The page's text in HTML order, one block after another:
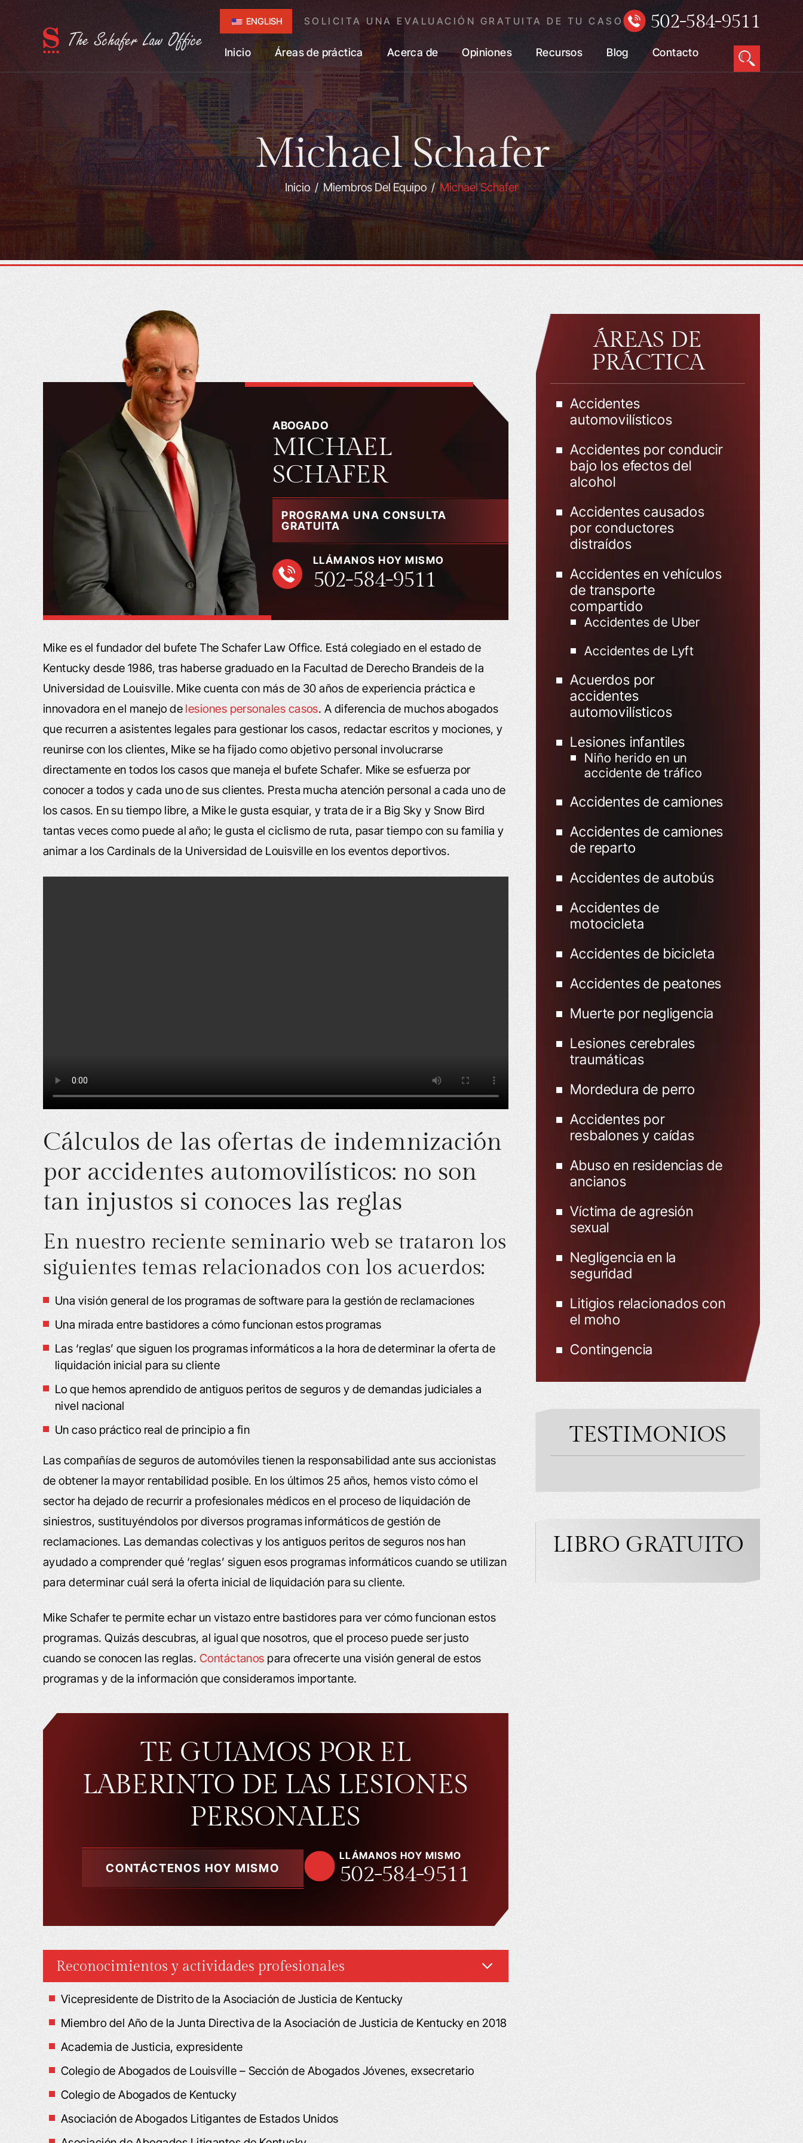
ENGLISH SOLICITA UNA EVALUACIÓN GRATUITA DE TU CASO 502-584-9511
Inicio Áreas de práctica Acerca de Opiniones Recursos Blog Contacto
Michael Schafer
Inicio/Miembros Del Equipo/Michael Schafer
ABOGADO
MICHAEL
SCHAFER
PROGRAMA UNA CONSULTA
GRATUITA
LLÁMANOS HOY MISMO
502-584-9511
Mike es el fundador del bufete The Schafer Law Office. Está colegiado en el estado de
Kentucky desde 1986, tras haberse graduado en la Facultad de Derecho Brandeis de la
Universidad de Louisville. Mike cuenta con más de 30 años de experiencia práctica e
innovadora en el manejo de lesiones personales casos. A diferencia de muchos abogados
que recurren a asistentes legales para gestionar los casos, redactar escritos y mociones, y
reunirse con los clientes, Mike se ha fijado como objetivo personal involucrarse
directamente en todos los casos que maneja el bufete Schafer. Mike se esfuerza por
conocer a todos y cada uno de sus clientes. Presta mucha atención personal a cada uno de
los casos. En su tiempo libre, a Mike le gusta esquiar, y trata de ir a Big Sky y Snow Bird
tantas veces como puede al año; le gusta el ciclismo de ruta, pasar tiempo con su familia y
animar a los Cardinals de la Universidad de Louisville en los eventos deportivos.
Cálculos de las ofertas de indemnización
por accidentes automovilísticos: no son
tan injustos si conoces las reglas
En nuestro reciente seminario web se trataron los
siguientes temas relacionados con los acuerdos:
Una visión general de los programas de software para la gestión de reclamaciones
Una mirada entre bastidores a cómo funcionan estos programas
Las ‘reglas’ que siguen los programas informáticos a la hora de determinar la oferta de
liquidación inicial para su cliente
Lo que hemos aprendido de antiguos peritos de seguros y de demandas judiciales a
nivel nacional
Un caso práctico real de principio a fin
Las compañías de seguros de automóviles tienen la responsabilidad ante sus accionistas
de obtener la mayor rentabilidad posible. En los últimos 25 años, hemos visto cómo el
sector ha dejado de recurrir a profesionales médicos en el proceso de liquidación de
siniestros, sustituyéndolos por diversos programas informáticos de gestión de
reclamaciones. Las demandas colectivas y los antiguos peritos de seguros nos han
ayudado a comprender qué ‘reglas’ siguen esos programas informáticos cuando se utilizan
para determinar cuál será la oferta inicial de liquidación para su cliente.
Mike Schafer te permite echar un vistazo entre bastidores para ver cómo funcionan estos
programas. Quizás descubras, al igual que nosotros, que el proceso puede ser justo
cuando se conocen las reglas. Contáctanos para ofrecerte una visión general de estos
programas y de la información que consideramos importante.
TE GUIAMOS POR EL
LABERINTO DE LAS LESIONES
PERSONALES
CONTÁCTENOS HOY MISMO
LLÁMANOS HOY MISMO
502-584-9511
Reconocimientos y actividades profesionales
Vicepresidente de Distrito de la Asociación de Justicia de Kentucky
Miembro del Año de la Junta Directiva de la Asociación de Justicia de Kentucky en 2018
Academia de Justicia, expresidente
Colegio de Abogados de Louisville – Sección de Abogados Jóvenes, exsecretario
Colegio de Abogados de Kentucky
Asociación de Abogados Litigantes de Estados Unidos
ÁREAS DE
PRÁCTICA
Accidentes
automovilísticos
Accidentes por conducir
bajo los efectos del
alcohol
Accidentes causados
por conductores
distraídos
Accidentes en vehículos
de transporte
compartido
Accidentes de Uber
Accidentes de Lyft
Acuerdos por
accidentes
automovilísticos
Lesiones infantiles
Niño herido en un
accidente de tráfico
Accidentes de camiones
Accidentes de camiones
de reparto
Accidentes de autobús
Accidentes de
motocicleta
Accidentes de bicicleta
Accidentes de peatones
Muerte por negligencia
Lesiones cerebrales
traumáticas
Mordedura de perro
Accidentes por
resbalones y caídas
Abuso en residencias de
ancianos
Víctima de agresión
sexual
Negligencia en la
seguridad
Litigios relacionados con
el moho
Contingencia
TESTIMONIOS
LIBRO GRATUITO